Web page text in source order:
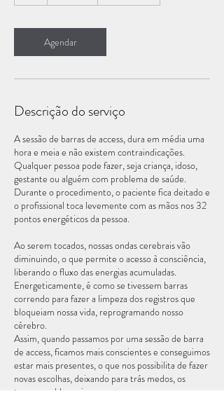
Agendar
Descrição do serviço
A sessão de barras de access, dura em média uma
hora e meia e não existem contraindicações.
Qualquer pessoa pode fazer, seja criança, idoso,
gestante ou alguém com problema de saúde.
Durante o procedimento, o paciente fica deitado e
o profissional toca levemente com as mãos nos 32
pontos energéticos da pessoa.
Ao serem tocados, nossas ondas cerebrais vão
diminuindo, o que permite o acesso à consciência,
liberando o fluxo das energias acumuladas.
Energeticamente, é como se tivessem barras
correndo para fazer a limpeza dos registros que
bloqueiam nossa vida, reprogramando nosso
cérebro.
Assim, quando passamos por uma sessão de barra
de access, ficamos mais conscientes e conseguimos
estar mais presentes, o que nos possibilita de fazer
novas escolhas, deixando para trás medos, os
traumas e bloqueios.